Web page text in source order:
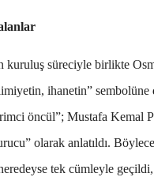
kuruluş süreciyle birlikte
ihanetin” sembolüne
öncül”; Mustafa Kemal
” olarak anlatıldı.
tek cümleyle